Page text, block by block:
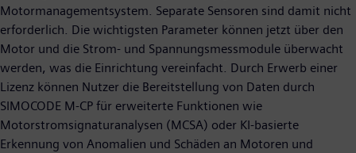
Motormanagementsystem. Separate Sensoren sind damit nicht
erforderlich. Die wichtigsten Parameter können jetzt über den
Motor und die Strom- und Spannungsmessmodule überwacht
werden, was die Einrichtung vereinfacht. Durch Erwerb einer
Lizenz können Nutzer die Bereitstellung von Daten durch
SIMOCODE M-CP für erweiterte Funktionen wie
Motorstromsignaturanalysen (MCSA) oder KI-basierte
Erkennung von Anomalien und Schäden an Motoren und